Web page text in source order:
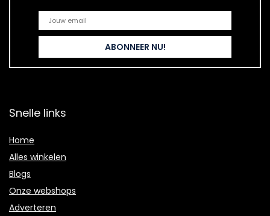
Snelle links
Home
Alles winkelen
Blogs
Onze webshops
Adverteren